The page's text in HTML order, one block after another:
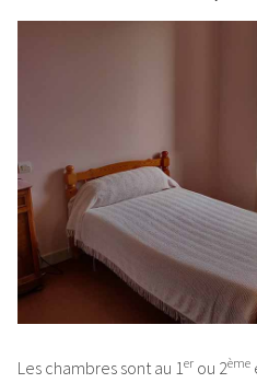
Les chambres sont au 1er ou 2ème